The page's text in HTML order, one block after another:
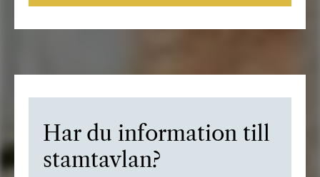
Har du information till
stamtavlan?